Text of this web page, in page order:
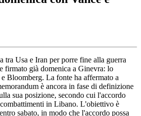
tra Usa e Iran per porre fine alla guerra
firmato già domenica a Ginevra: lo
Bloomberg. La fonte ha affermato a
è ancora in fase di definizione
sua posizione, secondo cui l'accordo
in Libano. L'obiettivo è
sabato, in modo che l'accordo possa